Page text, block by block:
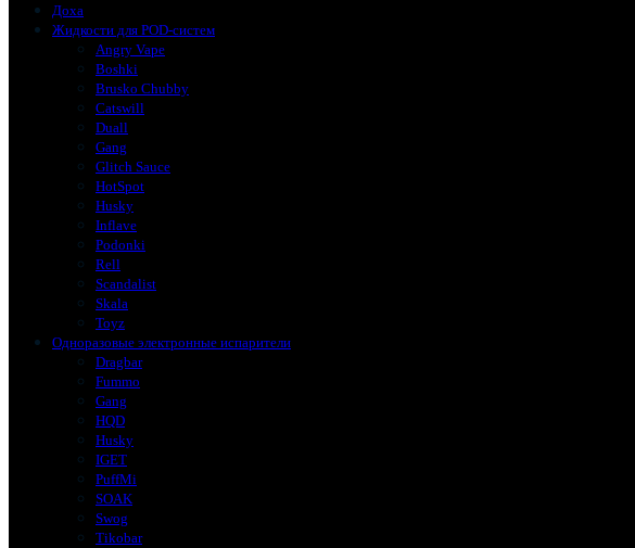
Доха
Жидкости для POD-систем
Angry Vape
Boshki
Brusko Chubby
Catswill
Duall
Gang
Glitch Sauce
HotSpot
Husky
Inflave
Podonki
Rell
Scandalist
Skala
Toyz
Одноразовые электронные испарители
Dragbar
Fummo
Gang
HQD
Husky
IGET
PuffMi
SOAK
Swog
Tikobar